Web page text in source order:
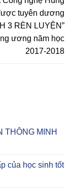
tuyên dương
3 RÈN LUYỆN”
ương năm học
2017-2018
THÔNG MINH
của học sinh tốt